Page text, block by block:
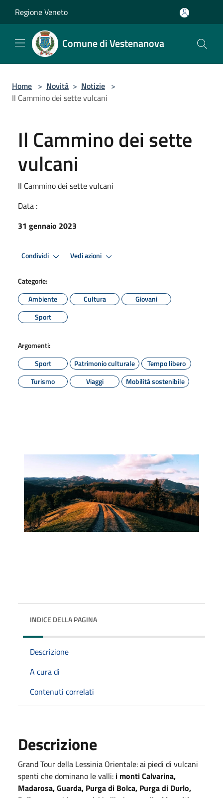
Regione Veneto
Comune di Vestenanova
Home > Novità > Notizie >
Il Cammino dei sette vulcani
Il Cammino dei sette
vulcani
Il Cammino dei sette vulcani
Data :
31 gennaio 2023
Condividi Vedi azioni
Categorie:
Ambiente
Cultura
Giovani
Sport
Argomenti:
Sport
Patrimonio culturale
Tempo libero
Turismo
Viaggi Mobilità sostenibile
INDICE DELLA PAGINA
Descrizione
A cura di
Contenuti correlati
Descrizione
Grand Tour della Lessinia Orientale: ai piedi di vulcani
spenti che dominano le valli: i monti Calvarina,
Madarosa, Guarda, Purga di Bolca, Purga di Durlo,